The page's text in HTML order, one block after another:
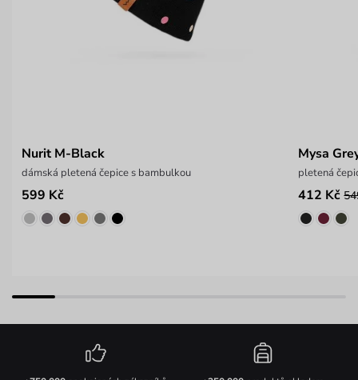
Nurit M-Black
dámská pletená čepice s bambulkou
599 Kč
Mysa
pletená
412 Kč